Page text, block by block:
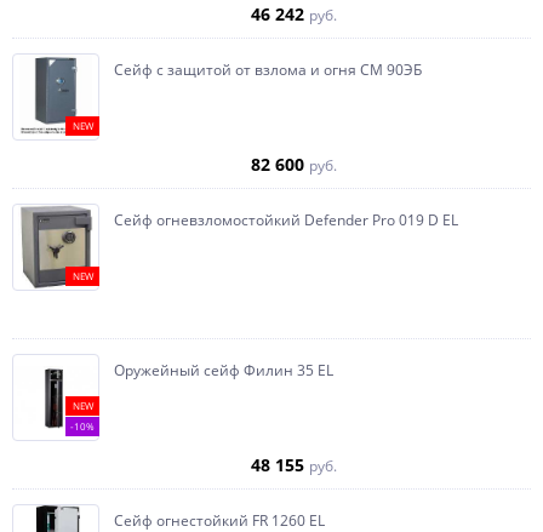
46 242 руб.
NEW
Сейф с защитой от взлома и огня СМ 90ЭБ
82 600 руб.
NEW
Сейф огневзломостойкий Defender Pro 019 D EL
NEW
-10%
Оружейный сейф Филин 35 EL
48 155 руб.
Сейф огнестойкий FR 1260 EL